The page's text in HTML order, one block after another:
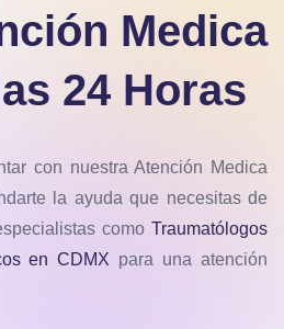
Medica
24 Horas
con nuestra Atención Medica
la ayuda que necesitas de
como Traumatólogos
en CDMX para una atención